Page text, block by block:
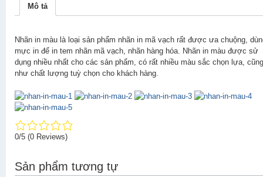
Mô tả
Nhãn in màu là loại sản phẩm nhãn in mã vạch rất được ưa chuộng,
mực in để in tem nhãn mã vạch, nhãn hàng hóa. Nhãn in màu được sử
dụng nhiều nhất cho các sản phẩm, có rất nhiều màu sắc chọn lựa, cũng
như chất lượng tuỳ chọn cho khách hàng.
0/5 (0 Reviews)
Sản phẩm tương tự